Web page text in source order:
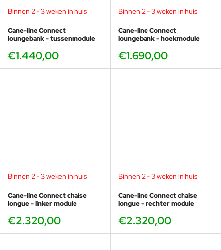
Binnen 2 - 3 weken in huis
Cane-line Connect
loungebank - tussenmodule
€1.440,00
Binnen 2 - 3 weken in huis
Cane-line Connect
loungebank - hoekmodule
€1.690,00
Binnen 2 - 3 weken in huis
Cane-line Connect chaise
longue - linker module
€2.320,00
Binnen 2 - 3 weken in huis
Cane-line Connect chaise
longue - rechter module
€2.320,00